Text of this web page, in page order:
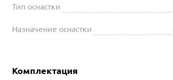
Тип оснастки
Назначение оснастки
Комплектация